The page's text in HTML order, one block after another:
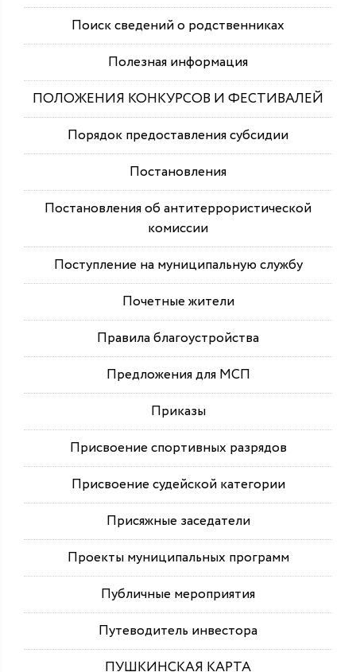
Поиск сведений о родственниках
Полезная информация
ПОЛОЖЕНИЯ КОНКУРСОВ И ФЕСТИВАЛЕЙ
Порядок предоставления субсидии
Постановления
Постановления об антитеррористической
комиссии
Поступление на муниципальную службу
Почетные жители
Правила благоустройства
Предложения для МСП
Приказы
Присвоение спортивных разрядов
Присвоение судейской категории
Присяжные заседатели
Проекты муниципальных программ
Публичные мероприятия
Путеводитель инвестора
ПУШКИНСКАЯ КАРТА